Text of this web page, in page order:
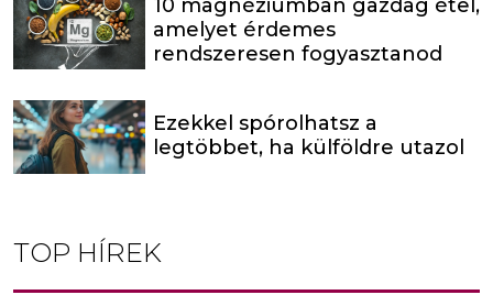
10 magnéziumban gazdag étel,
amelyet érdemes
rendszeresen fogyasztanod
Ezekkel spórolhatsz a
legtöbbet, ha külföldre utazol
TOP HÍREK